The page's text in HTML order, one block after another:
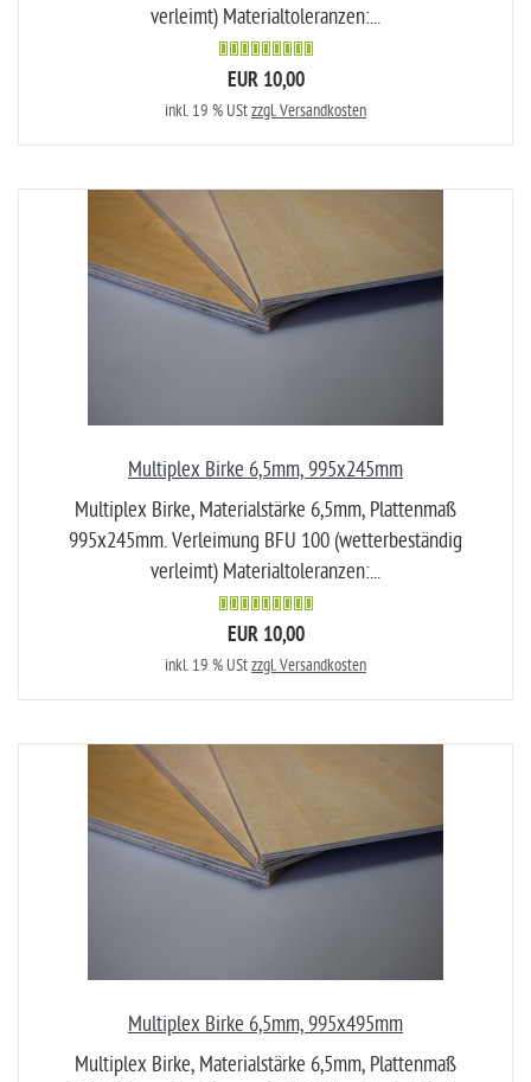
verleimt) Materialtoleranzen:...
EUR 10,00
inkl. 19 % UStzzgl. Versandkosten
Multiplex Birke 6,5mm, 995x245mm
Multiplex Birke, Materialstärke 6,5mm, Plattenmaß
995x245mm. Verleimung BFU 100 (wetterbeständig
verleimt) Materialtoleranzen:...
EUR 10,00
inkl. 19 % UStzzgl. Versandkosten
Multiplex Birke 6,5mm, 995x495mm
Multiplex Birke, Materialstärke 6,5mm, Plattenmaß